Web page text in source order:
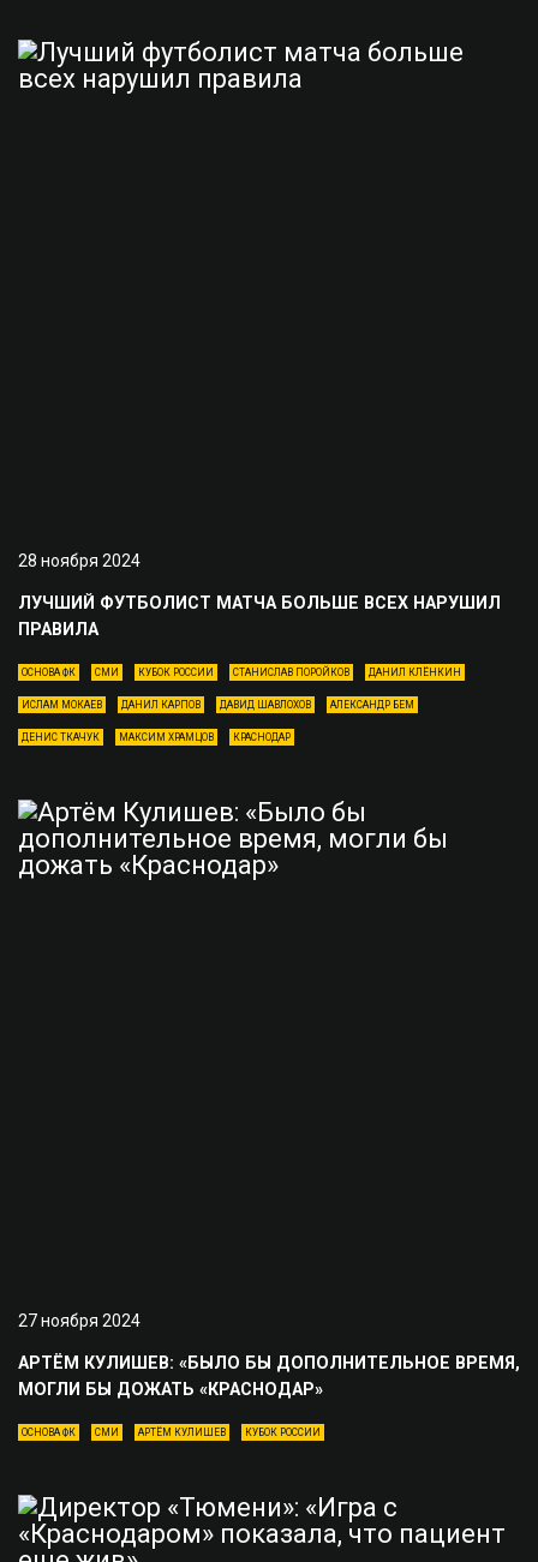
28 ноября 2024
ЛУЧШИЙ ФУТБОЛИСТ МАТЧА БОЛЬШЕ ВСЕХ НАРУШИЛ
ПРАВИЛА
ОСНОВА ФК СМИ КУБОК РОССИИ СТАНИСЛАВ ПОРОЙКОВ ДАНИЛ КЛЁНКИН
ИСЛАМ МОКАЕВ ДАНИЛ КАРПОВ ДАВИД ШАВЛОХОВ АЛЕКСАНДР БЕМ
ДЕНИС ТКАЧУК МАКСИМ ХРАМЦОВ КРАСНОДАР
27 ноября 2024
АРТЁМ КУЛИШЕВ: «БЫЛО БЫ ДОПОЛНИТЕЛЬНОЕ ВРЕМЯ,
МОГЛИ БЫ ДОЖАТЬ «КРАСНОДАР»
ОСНОВА ФК СМИ АРТЁМ КУЛИШЕВ КУБОК РОССИИ